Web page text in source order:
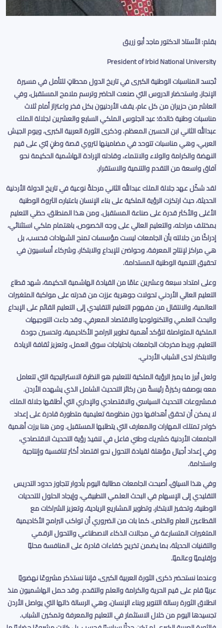
بقلم: الأستاذ الدكتور ماجد أبو زريق
President of Irbid National University
تُجسد المناسبات الوطنية الكبرى في تاريخ الدول محطاتٍ للتأمل في مسيرة
الإنجاز، واستحضار الدروس التي صنعت الحاضر وترسم ملامح المستقبل، وفي
العاشر من حزيران من كل عام، يقف الأردنيون بكل فخر واعتزاز أمام ثلاث
مناسبات وطنية خالدة؛ عيد الجلوس الملكي السابع والعشرين لجلالة الملك
عبدالله الثاني ابن الحسين المعظم، وذكرى الثورة العربية الكبرى، ويوم الجيش
العربي، وهي مناسبات تتوحد في مضامينها لتروي قصة وطنٍ بُني على قيم
النهضة والكرامة والولاء والانتماء، وقادته الإرادة الهاشمية الحكيمة نحو
آفاق واسعة من التقدم والتنمية والاستقرار.
لقد شكّل عهد جلالة الملك عبدالله الثاني مرحلةً نوعية في تاريخ الدولة الأردنية
الحديثة، حيث ارتكزت الرؤية الملكية على بناء الإنسان باعتباره الثروة الوطنية
الأغلى والأكثر قدرة على صناعة المستقبل. ومن هذا المنطلق، حظي التعليم
بمختلف مراحله، والتعليم العالي على وجه الخصوص، باهتمام ملكي استثنائي،
إدراكًا من جلالته بأن الجامعات ليست مؤسسات تمنح الشهادات فحسب، بل
هي مراكز لإنتاج المعرفة، وحواضن للإبداع والابتكار، وشركاء أساسيون في
تحقيق التنمية الوطنية المستدامة.
وعلى امتداد سبعة وعشرين عامًا من القيادة الهاشمية الحكيمة، شهد قطاع
التعليم العالي الأردني تحولات جوهرية عززت من قدرته على مواكبة المتغيرات
العالمية، والانتقال من مفهوم التعليم التقليدي إلى التعليم القائم على الإبداع
والبحث العلمي والتكنولوجيا والاقتصاد المعرفي. وقد جاءت التوجيهات
الملكية المتواصلة لتؤكد أهمية تطوير البرامج الأكاديمية، وتحسين جودة
التعليم، وربط مخرجات الجامعات باحتياجات سوق العمل، وتعزيز ثقافة الريادة
والابتكار لدى الشباب الأردني.
ولعل أبرز ما يميز الرؤية الملكية للتعليم هو النظرة الاستراتيجية التي تتعامل
معه بوصفه ركيزةً رئيسةً من ركائز التحديث الشامل الذي يشهده الأردن.
فمشروعات التحديث السياسي والاقتصادي والإداري التي أطلقها جلالة الملك
لا يمكن أن تحقق أهدافها دون منظومة تعليمية متطورة قادرة على إعداد
كوادر تمتلك المهارات والمعارف التي يتطلبها المستقبل. ومن هنا برزت أهمية
الجامعات الأردنية كشريك وطني فاعل في تنفيذ رؤية التحديث الاقتصادي،
وفي إعداد أجيال مؤهلة لقيادة التحول نحو اقتصاد أكثر تنافسية وإنتاجية
واستدامة.
وفي هذا السياق، أصبحت الجامعات مطالبة اليوم بأدوار تتجاوز حدود التدريس
التقليدي إلى الإسهام في البحث العلمي التطبيقي، وإيجاد الحلول للتحديات
الوطنية، وتحفيز الابتكار، وتطوير المشاريع الريادية، وتعزيز الشراكات مع
القطاعين العام والخاص. كما بات من الضروري أن تواكب البرامج الأكاديمية
المتغيرات المتسارعة في مجالات الذكاء الاصطناعي والتحول الرقمي
والتقنيات الحديثة، بما يضمن تخريج كفاءات قادرة على المنافسة محليًا
وإقليميًا وعالميًا.
وعندما نستحضر ذكرى الثورة العربية الكبرى، فإننا نستذكر مشروعًا نهضويًا
عربيًا قام على قيم الحرية والكرامة والعلم والتقدم. وقد حمل الهاشميون منذ
انطلاق الثورة رسالة التنوير وبناء الإنسان، وهي الرسالة ذاتها التي يواصل الأردن
تجسيدها اليوم من خلال الاستثمار في التعليم والمعرفة وتمكين الشباب.